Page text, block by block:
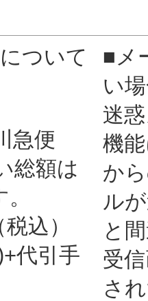
ついて
急便
総額は
込）
代引手
■メ
い
迷
機
か
ル
と
受
さ